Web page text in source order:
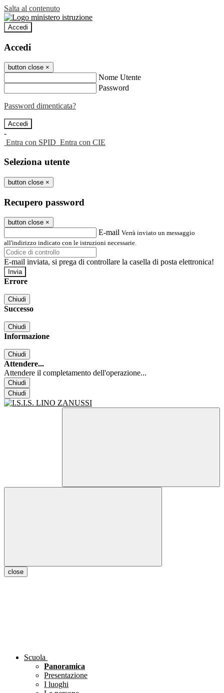
Salta al contenuto
Accedi
Accedi
button close ×
Nome Utente
Password
Password dimenticata?
-
Entra con SPID Entra con CIE
Seleziona utente
button close ×
Recupero password
button close ×
E-mail Verrà inviato un messaggio
all'indirizzo indicato con le istruzioni necessarie.
E-mail inviata, si prega di controllare la casella di posta elettronica!
Errore
Chiudi
Successo
Chiudi
Informazione
Chiudi
Attendere...
Attendere il completamento dell'operazione...
Chiudi
Chiudi
close
Scuola
Panoramica
Presentazione
I luoghi